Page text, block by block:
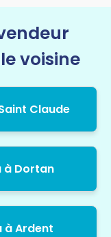
voisine
Claude
à Dortan
à Ardent